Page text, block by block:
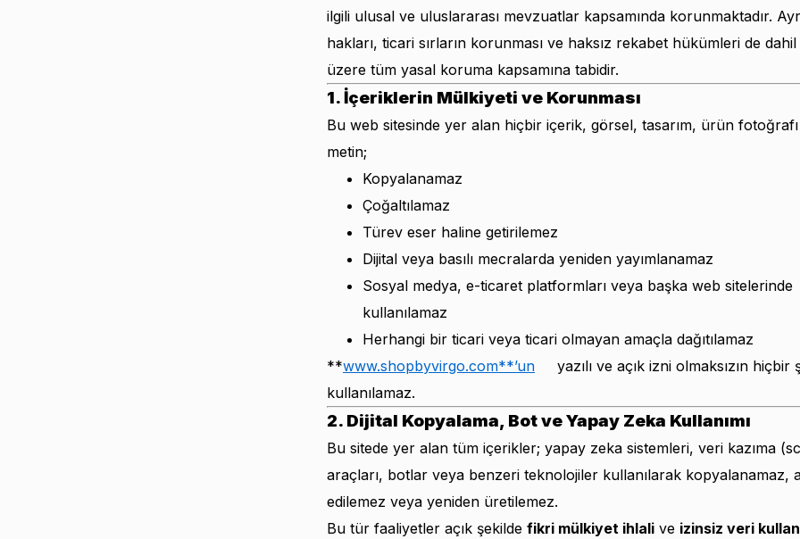
ilgili ulusal ve uluslararası mevzuatlar kapsamında korunmaktadır.
hakları, ticari sırların korunması ve haksız rekabet hükümleri de
üzere tüm yasal koruma kapsamına tabidir.
1. İçeriklerin Mülkiyeti ve Korunması
Bu web sitesinde yer alan hiçbir içerik, görsel, tasarım, ürün
metin;
Kopyalanamaz
Çoğaltılamaz
Türev eser haline getirilemez
Dijital veya basılı mecralarda yeniden yayımlanamaz
Sosyal medya, e-ticaret platformları veya başka web sitelerinde
kullanılamaz
Herhangi bir ticari veya ticari olmayan amaçla dağıtılamaz
**www.shopbyvirgo.com**’un
yazılı ve açık izni olmaksızın hiçbir
kullanılamaz.
2. Dijital Kopyalama, Bot ve Yapay Zeka Kullanımı
Bu sitede yer alan tüm içerikler; yapay zeka sistemleri, veri kazıma
araçları, botlar veya benzeri teknolojiler kullanılarak kopyalanamaz,
edilemez veya yeniden üretilemez.
Bu tür faaliyetler açık şekilde fikri mülkiyet ihlali ve izinsiz veri